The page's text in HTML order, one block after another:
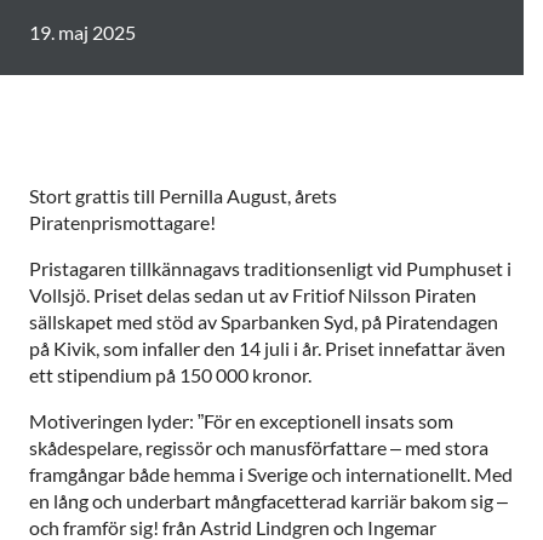
19. maj 2025
Stort grattis till Pernilla August, årets
Piratenprismottagare!
Pristagaren tillkännagavs traditionsenligt vid Pumphuset i
Vollsjö. Priset delas sedan ut av Fritiof Nilsson Piraten
sällskapet med stöd av Sparbanken Syd, på Piratendagen
på Kivik, som infaller den 14 juli i år. Priset innefattar även
ett stipendium på 150 000 kronor.
Motiveringen lyder: ”För en exceptionell insats som
skådespelare, regissör och manusförfattare – med stora
framgångar både hemma i Sverige och internationellt. Med
en lång och underbart mångfacetterad karriär bakom sig –
och framför sig! från Astrid Lindgren och Ingemar